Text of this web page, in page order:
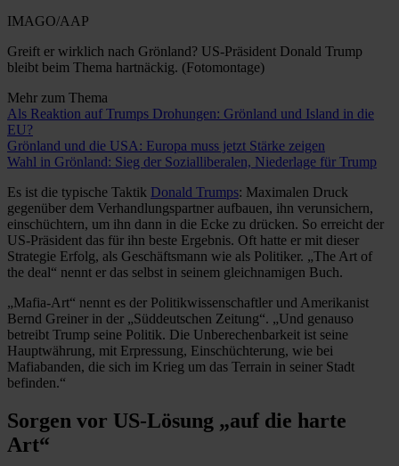
IMAGO/AAP
Greift er wirklich nach Grönland? US-Präsident Donald Trump
bleibt beim Thema hartnäckig. (Fotomontage)
Mehr zum Thema
Als Reaktion auf Trumps Drohungen: Grönland und Island in die
EU?
Grönland und die USA: Europa muss jetzt Stärke zeigen
Wahl in Grönland: Sieg der Sozialliberalen, Niederlage für Trump
Es ist die typische Taktik Donald Trumps: Maximalen Druck
gegenüber dem Verhandlungspartner aufbauen, ihn verunsichern,
einschüchtern, um ihn dann in die Ecke zu drücken. So erreicht der
US-Präsident das für ihn beste Ergebnis. Oft hatte er mit dieser
Strategie Erfolg, als Geschäftsmann wie als Politiker. „The Art of
the deal“ nennt er das selbst in seinem gleichnamigen Buch.
„Mafia-Art“ nennt es der Politikwissenschaftler und Amerikanist
Bernd Greiner in der „Süddeutschen Zeitung“. „Und genauso
betreibt Trump seine Politik. Die Unberechenbarkeit ist seine
Hauptwährung, mit Erpressung, Einschüchterung, wie bei
Mafiabanden, die sich im Krieg um das Terrain in seiner Stadt
befinden.“
Sorgen vor US-Lösung „auf die harte
Art“